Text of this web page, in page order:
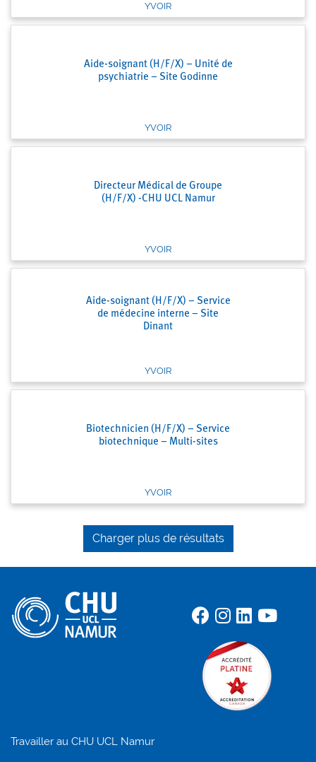
YVOIR
Aide-soignant (H/F/X) – Unité de
psychiatrie – Site Godinne
YVOIR
Directeur Médical de Groupe
(H/F/X) -CHU UCL Namur
YVOIR
Aide-soignant (H/F/X) – Service
de médecine interne – Site
Dinant
YVOIR
Biotechnicien (H/F/X) – Service
biotechnique – Multi-sites
YVOIR
Charger plus de résultats
Travailler au CHU UCL Namur